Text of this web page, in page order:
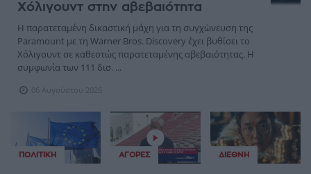
Χόλιγουντ στην αβεβαιότητα
Η παρατεταμένη δικαστική μάχη για τη συγχώνευση της
Paramount με τη Warner Bros. Discovery έχει βυθίσει το
Χόλιγουντ σε καθεστώς παρατεταμένης αβεβαιότητας. Η
συμφωνία των 111 δισ. ...
06 Αυγούστου 2026
ΠΟΛΙΤΙΚΉ ΑΓΟΡΈΣ ΔΙΕΘΝΉ